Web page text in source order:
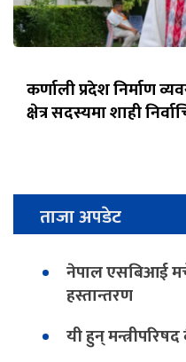
कर्णाली प्रदेश निर्माण
क्षेत्र सदस्यमा शाही
ताजा अपडेट
नेपाल एसबिआई
हस्तान्तरण
यी हुन्